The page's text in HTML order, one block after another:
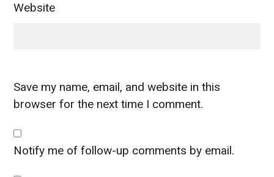
Website
Save my name, email, and website in this
browser for the next time I comment.
Notify me of follow-up comments by email.